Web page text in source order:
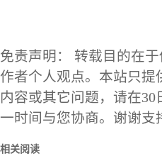
免责声明： 转载目的在
作者个人观点。本站只
内容或其它问题，请在30
一时间与您协商。谢谢支
相关阅读